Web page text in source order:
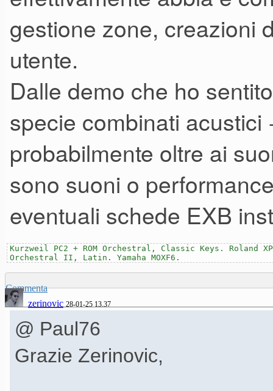
carbonio,fantastica.anche
gestione zone, creazioni
utente.
Dalle demo che ho
specie combinati acustici
probabilmente oltre ai
sono suoni o
eventuali schede EXB
Kurzweil PC2 + ROM Orchestral, Classic Keys. Roland
Orchestral II, Latin. Yamaha MOXF6.
Commenta
zerinovic 28-01-25 13.37
@ Paul76
Grazie Zerinovic,